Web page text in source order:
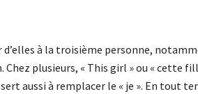
à la troisième personne,
Chez plusieurs, « This girl » ou « cette
aussi à remplacer le « je ». En tout